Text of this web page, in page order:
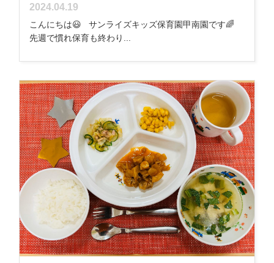
2024.04.19
こんにちは😃 サンライズキッズ保育園甲南園です🌈
先週で慣れ保育も終わり...